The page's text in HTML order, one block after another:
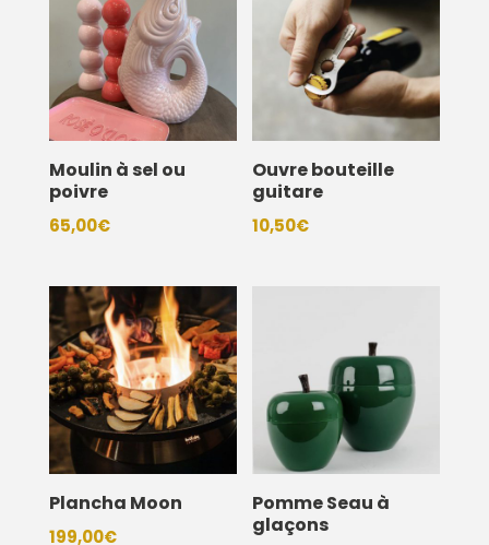
Moulin à sel ou
poivre
65,00€
Ouvre bouteille
guitare
10,50€
Plancha Moon
199,00€
Pomme Seau à
glaçons